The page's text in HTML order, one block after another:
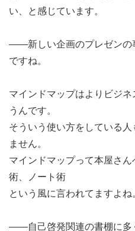
い、と感じています。
――新しい企画のプレゼンの
ですね。
マインドマップはよりビジ
うんです。
そういう使い方をしている
ません。
マインドマップって本屋さ
術、ノート術
という風に言われてますよね
――自己啓発関連の書棚に多